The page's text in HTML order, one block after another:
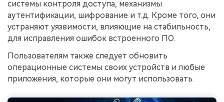
системы контроля доступа, механизмы
аутентификации, шифрование и т.д. Кроме того, они
устраняют уязвимости, влияющие на стабильность,
для исправления ошибок встроенного ПО.
Пользователям также следует обновить
операционные системы своих устройств и любые
приложения, которые они могут использовать.